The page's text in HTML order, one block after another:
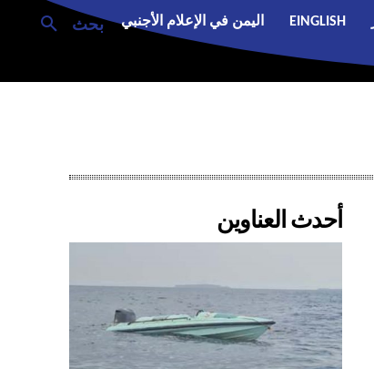
بحث EINGLISH اليمن في الإعلام الأجنبي
أحدث العناوين